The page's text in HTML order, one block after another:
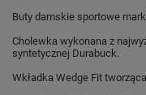
Buty damskie sportowe
Cholewka wykonana z
syntetycznej Durabuck.
Wkładka Wedge Fit